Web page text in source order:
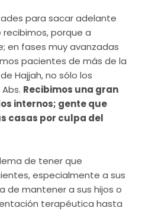
para sacar adelante
porque a
en fases muy avanzadas
pacientes de más de la
Hajjah, no sólo los
Recibimos una gran
internos; gente que
casas por culpa del
de tener que
especialmente a sus
de mantener a sus hijos o
terapéutica hasta